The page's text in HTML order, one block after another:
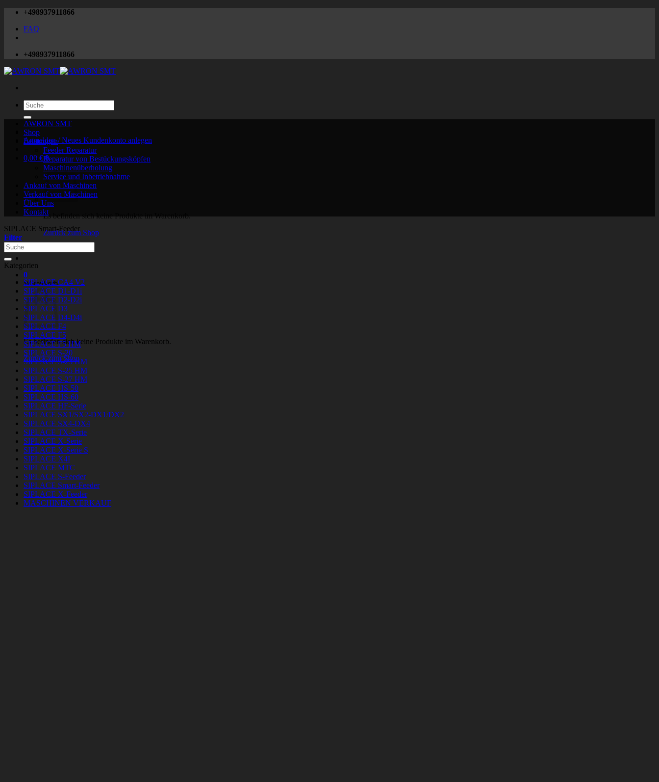
Zum
springen
+498937911866
FAQ
+498937911866
Suchen
nach:
Anmelden / Neues Kundenkonto anlegen
0,00 € 0
Es befinden sich keine Produkte im Warenkorb.
Zurück zum Shop
0
Warenkorb
Es befinden sich keine Produkte im Warenkorb.
Zurück zum Shop
AWRON SMT
Shop
Leistungen
Feeder Reparatur
Reparatur von Bestückungsköpfen
Maschinenüberholung
Service und Inbetriebnahme
Ankauf von Maschinen
Verkauf von Maschinen
Über Uns
Kontakt
SIPLACE Smart-Feeder
Filter
Suchen
nach:
Kategorien
SIPLACE CA4 V2
SIPLACE D1-D1i
SIPLACE D2-D2i
SIPLACE D3
SIPLACE D4-D4i
SIPLACE F4
SIPLACE F5
SIPLACE F5 HM
SIPLACE S-20
SIPLACE S-23 HM
SIPLACE S-25 HM
SIPLACE S-27 HM
SIPLACE HS-50
SIPLACE HS-60
SIPLACE HF-Serie
SIPLACE SX1/SX2-DX1/DX2
SIPLACE SX4-DX4
SIPLACE TX-Serie
SIPLACE X-Serie
SIPLACE X-Serie S
SIPLACE X4I
SIPLACE MTC
SIPLACE S-Feeder
SIPLACE Smart-Feeder
SIPLACE X-Feeder
MASCHINEN VERKAUF